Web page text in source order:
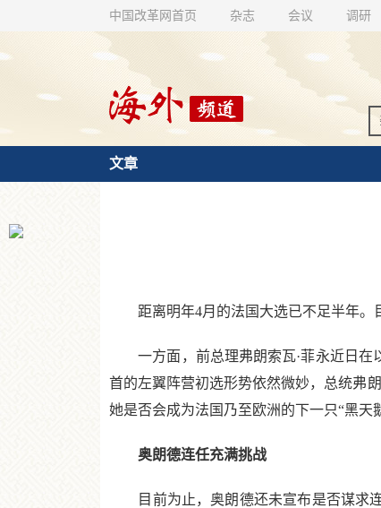
中国改革网首页 杂志 会议 调研
文章
距离明年4月的法国大选已不足半年。目
一方面，前总理弗朗索瓦·菲永近日在
首的左翼阵营初选形势依然微妙，总统弗
她是否会成为法国乃至欧洲的下一只“黑天
奥朗德连任充满挑战
目前为止，奥朗德还未宣布是否谋求连